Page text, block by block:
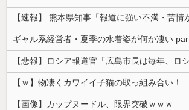
ギャル系経営者・夏季の水着姿が何か凄い
【ｗ】物凄くカワイイ子猫の取っ組み合い！
【画像】カップヌードル、限界突破ｗｗｗ